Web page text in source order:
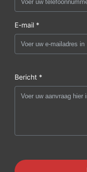
E-mail *
Bericht *